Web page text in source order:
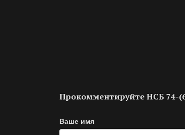
Прокомментируйте НСБ 74-
Ваше имя